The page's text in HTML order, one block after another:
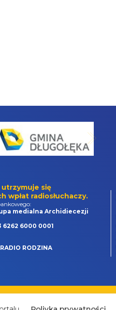
utrzymuje się
wpłat radiosłuchaczy.
medialna Archidiecezji
6262 6000 0001
RODZINA